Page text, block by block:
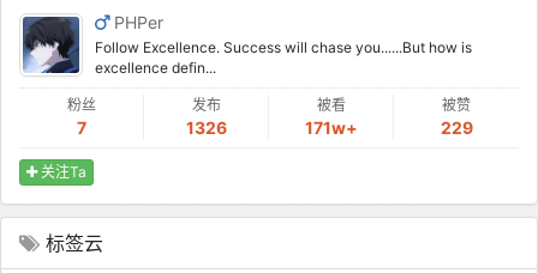
PHPer
Follow Excellence. Success will chase you......But how is
excellence defin...
粉丝
7
发布
1326
被看
171w+
被赞
229
关注Ta
标签云